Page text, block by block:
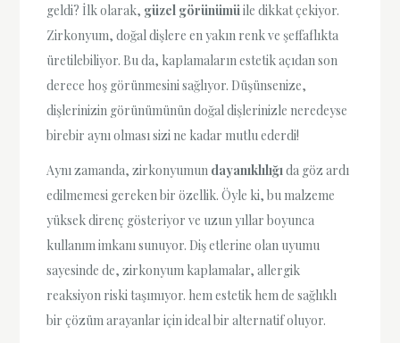
geldi? İlk olarak, güzel görünümüile dikkat çekiyor.
Zirkonyum, doğal dişlere en yakın renk ve şeffaflıkta
üretilebiliyor. Bu da, kaplamaların estetik açıdan son
derece hoş görünmesini sağlıyor. Düşünsenize,
dişlerinizin görünümünün doğal dişlerinizle neredeyse
birebir aynı olması sizi ne kadar mutlu ederdi!
Aynı zamanda, zirkonyumun dayanıklılığıda göz ardı
edilmemesi gereken bir özellik. Öyle ki, bu malzeme
yüksek direnç gösteriyor ve uzun yıllar boyunca
kullanım imkanı sunuyor. Diş etlerine olan uyumu
sayesinde de, zirkonyum kaplamalar, allergik
reaksiyon riski taşımıyor. hem estetik hem de sağlıklı
bir çözüm arayanlar için ideal bir alternatif oluyor.